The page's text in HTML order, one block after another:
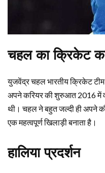
चहल का क्रिकेट
युजवेंद्र चहल भारतीय क्रिकेट
अपने करियर की शुरुआत 2016 में
थी। चहल ने बहुत जल्दी ही अपने
एक महत्वपूर्ण खिलाड़ी बनाता है।
हालिया प्रदर्शन